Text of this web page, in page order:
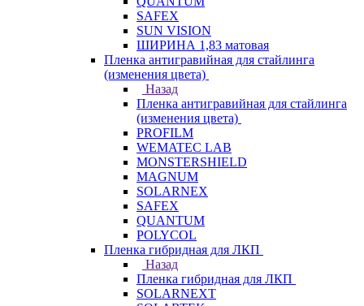
SAFEX
SUN VISION
ШИРИНА 1,83 матовая
Пленка антигравийная для стайлинга
(изменения цвета)
Назад
Пленка антигравийная для стайлинга
(изменения цвета)
PROFILM
WEMATEC LAB
MONSTERSHIELD
MAGNUM
SOLARNEX
SAFEX
QUANTUM
POLYCOL
Пленка гибридная для ЛКП
Назад
Пленка гибридная для ЛКП
SOLARNEXT